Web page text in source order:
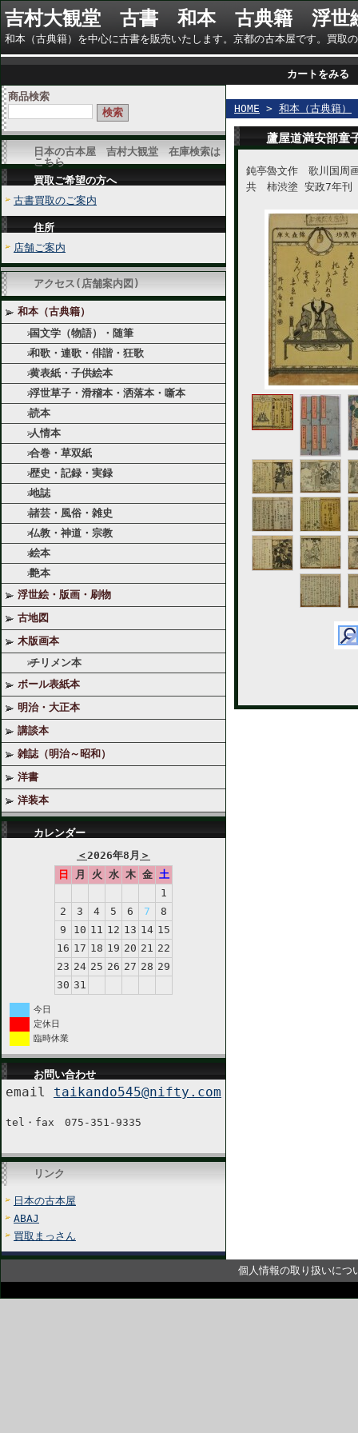
吉村大観堂 古書 和本 古典籍 浮世
和本（古典籍）を中心に古書を販売いたします。京都の古本屋です。
カートをみる
商品検索
日本の古本屋 吉村大観堂 在庫検索は
こちら
買取ご希望の方へ
古書買取のご案内
住所
店舗ご案内
アクセス(店舗案内図)
和本（古典籍）
国文学（物語）・随筆
和歌・連歌・俳諧・狂歌
黄表紙・子供絵本
浮世草子・滑稽本・洒落本・噺本
読本
人情本
合巻・草双紙
歴史・記録・実録
地誌
諸芸・風俗・雑史
仏教・神道・宗教
絵本
艶本
浮世絵・版画・刷物
古地図
木版画本
チリメン本
ボール表紙本
明治・大正本
講談本
雑誌（明治～昭和）
洋書
洋装本
カレンダー
＜2026年8月 ＞
日
月 火 水 木 金 土
1
2
3 4 5 6 7
8
9
10 11 12 13 14 15
16 17 18 19 20 21 22
23 24 25 26 27 28 29
30 31
今日
定休日
臨時休業
お問い合わせ
email taikando545@nifty.com
tel・fax 075-351-9335
リンク
日本の古本屋
ABAJ
買取まっさん
HOME > 和本（古典籍）
蘆屋道満安部
鈍亭魯文作 歌川国
共 柿渋塗 安政7年
個人情報の取り扱いにつ